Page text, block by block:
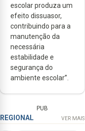
escolar produza um
efeito dissuasor,
contribuindo para a
manutenção da
necessária
estabilidade e
segurança do
ambiente escolar”.
PUB
REGIONAL VER MAIS